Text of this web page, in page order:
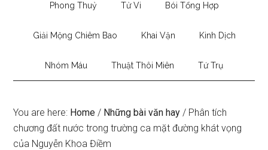
Phong Thuỷ Tử Vi Bói Tổng Hợp
Giải Mộng Chiêm Bao Khai Vận Kinh Dịch
Nhóm Máu Thuật Thôi Miên Tứ Trụ
You are here: Home / Những bài văn hay / Phân tích
chương đất nước trong trường ca mặt đường khát vọng
của Nguyễn Khoa Điềm